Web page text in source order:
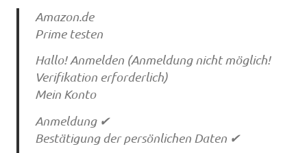
Amazon.de
Prime testen
Hallo! Anmelden (Anmeldung nicht möglich!
Verifikation erforderlich)
Mein Konto
Anmeldung ✔
Bestätigung der persönlichen Daten ✔